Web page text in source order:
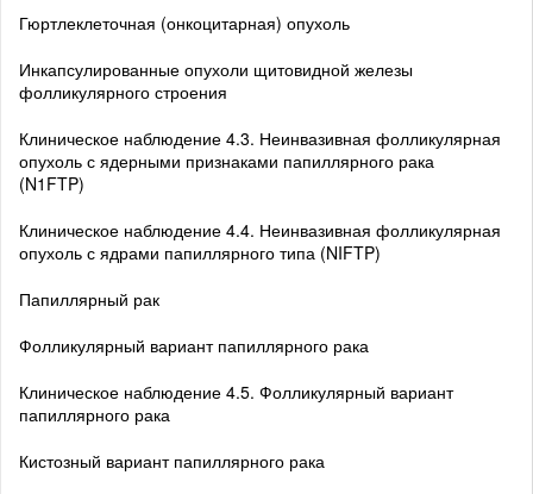
Гюртлеклеточная (онкоцитарная) опухоль
Инкапсулированные опухоли щитовидной железы
фолликулярного строения
Клиническое наблюдение 4.3. Неинвазивная фолликулярная
опухоль с ядерными признаками папиллярного рака
(N1FTP)
Клиническое наблюдение 4.4. Неинвазивная фолликулярная
опухоль с ядрами папиллярного типа (NIFTP)
Папиллярный рак
Фолликулярный вариант папиллярного рака
Клиническое наблюдение 4.5. Фолликулярный вариант
папиллярного рака
Кистозный вариант папиллярного рака